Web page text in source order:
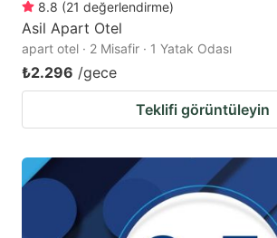
8.8 (21 değerlendirme)
Asil Apart Otel
apart otel · 2 Misafir · 1 Yatak Odası
₺2.296 /gece
Teklifi görüntüleyin